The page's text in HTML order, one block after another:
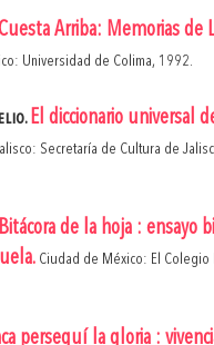
Arriba: Memorias de
Universidad de Colima, 1992.
El diccionario universal
Secretaría de Cultura de
Bitácora de la hoja : ensayo
Ciudad de México: El Colegio
perseguí la gloria :